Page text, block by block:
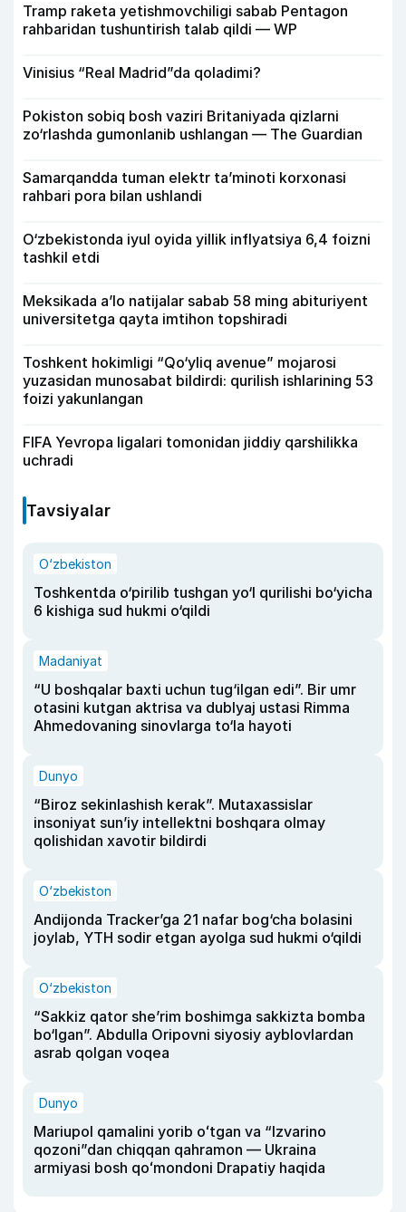
Tramp raketa yetishmovchiligi sabab Pentagon
rahbaridan tushuntirish talab qildi — WP
Vinisius “Real Madrid”da qoladimi?
Pokiston sobiq bosh vaziri Britaniyada qizlarni
zo‘rlashda gumonlanib ushlangan — The Guardian
Samarqandda tuman elektr ta’minoti korxonasi
rahbari pora bilan ushlandi
O‘zbekistonda iyul oyida yillik inflyatsiya 6,4 foizni
tashkil etdi
Meksikada a’lo natijalar sabab 58 ming abituriyent
universitetga qayta imtihon topshiradi
Toshkent hokimligi “Qo‘yliq avenue” mojarosi
yuzasidan munosabat bildirdi: qurilish ishlarining 53
foizi yakunlangan
FIFA Yevropa ligalari tomonidan jiddiy qarshilikka
uchradi
Tavsiyalar
O‘zbekiston
Toshkentda o‘pirilib tushgan yo‘l qurilishi bo‘yicha
6 kishiga sud hukmi o‘qildi
Madaniyat
“U boshqalar baxti uchun tug‘ilgan edi”. Bir umr
otasini kutgan aktrisa va dublyaj ustasi Rimma
Ahmedovaning sinovlarga to‘la hayoti
Dunyo
“Biroz sekinlashish kerak”. Mutaxassislar
insoniyat sun’iy intellektni boshqara olmay
qolishidan xavotir bildirdi
O‘zbekiston
Andijonda Tracker’ga 21 nafar bog‘cha bolasini
joylab, YTH sodir etgan ayolga sud hukmi o‘qildi
O‘zbekiston
“Sakkiz qator she’rim boshimga sakkizta bomba
bo‘lgan”. Abdulla Oripovni siyosiy ayblovlardan
asrab qolgan voqea
Dunyo
Mariupol qamalini yorib oʻtgan va “Izvarino
qozoni”dan chiqqan qahramon — Ukraina
armiyasi bosh qoʻmondoni Drapatiy haqida